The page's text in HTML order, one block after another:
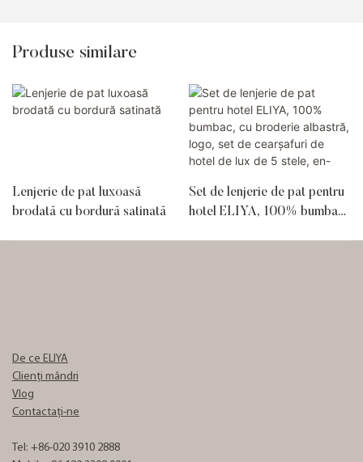
Produse similare
Lenjerie de pat luxoasă
brodată cu bordură satinată
Set de lenjerie de pat pentru
hotel ELIYA, 100% bumbac,
De ce ELIYA
Clienți mândri
Vlog
Contactaţi-ne
Tel: +86-020 3910 2888